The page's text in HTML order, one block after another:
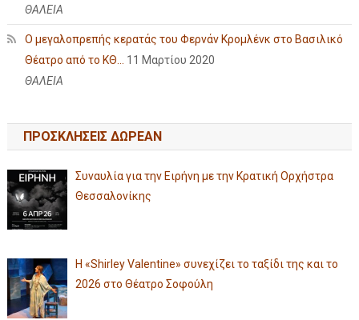
ΘΑΛΕΙΑ
Ο μεγαλοπρεπής κερατάς του Φερνάν Κρομλένκ στο Βασιλικό
Θέατρο από το ΚΘ...
11 Μαρτίου 2020
ΘΑΛΕΙΑ
ΠΡΟΣΚΛΗΣΕΙΣ ΔΩΡΕΑΝ
Συναυλία για την Ειρήνη με την Κρατική Ορχήστρα
Θεσσαλονίκης
Η «Shirley Valentine» συνεχίζει το ταξίδι της και το
2026 στο Θέατρο Σοφούλη